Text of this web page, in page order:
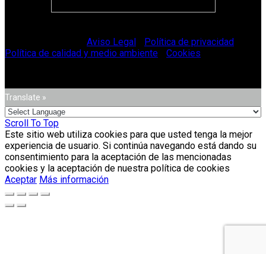
Aviso Legal Política de privacidad
Política de calidad y medio ambiente
Cookies
Translate »
Scroll To Top
Este sitio web utiliza cookies para que usted tenga la mejor
experiencia de usuario. Si continúa navegando está dando su
consentimiento para la aceptación de las mencionadas
cookies y la aceptación de nuestra política de cookies
Aceptar Más información